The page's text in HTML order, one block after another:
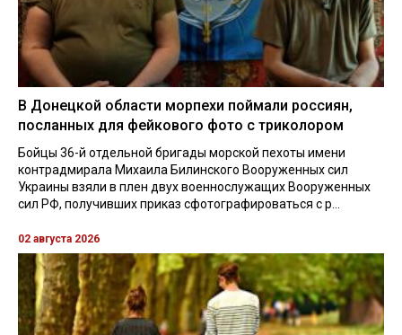
В Донецкой области морпехи поймали россиян,
посланных для фейкового фото с триколором
Бойцы 36-й отдельной бригады морской пехоты имени
контрадмирала Михаила Билинского Вооруженных сил
Украины взяли в плен двух военнослужащих Вооруженных
сил РФ, получивших приказ сфотографироваться с р...
02 августа 2026